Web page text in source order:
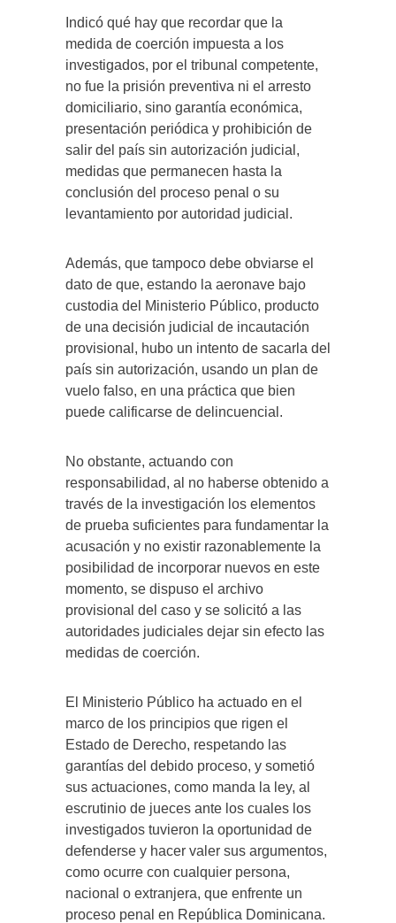
Indicó qué hay que recordar que la
medida de coerción impuesta a los
investigados, por el tribunal competente,
no fue la prisión preventiva ni el arresto
domiciliario, sino garantía económica,
presentación periódica y prohibición de
salir del país sin autorización judicial,
medidas que permanecen hasta la
conclusión del proceso penal o su
levantamiento por autoridad judicial.
Además, que tampoco debe obviarse el
dato de que, estando la aeronave bajo
custodia del Ministerio Público, producto
de una decisión judicial de incautación
provisional, hubo un intento de sacarla del
país sin autorización, usando un plan de
vuelo falso, en una práctica que bien
puede calificarse de delincuencial.
No obstante, actuando con
responsabilidad, al no haberse obtenido a
través de la investigación los elementos
de prueba suficientes para fundamentar la
acusación y no existir razonablemente la
posibilidad de incorporar nuevos en este
momento, se dispuso el archivo
provisional del caso y se solicitó a las
autoridades judiciales dejar sin efecto las
medidas de coerción.
El Ministerio Público ha actuado en el
marco de los principios que rigen el
Estado de Derecho, respetando las
garantías del debido proceso, y sometió
sus actuaciones, como manda la ley, al
escrutinio de jueces ante los cuales los
investigados tuvieron la oportunidad de
defenderse y hacer valer sus argumentos,
como ocurre con cualquier persona,
nacional o extranjera, que enfrente un
proceso penal en República Dominicana.